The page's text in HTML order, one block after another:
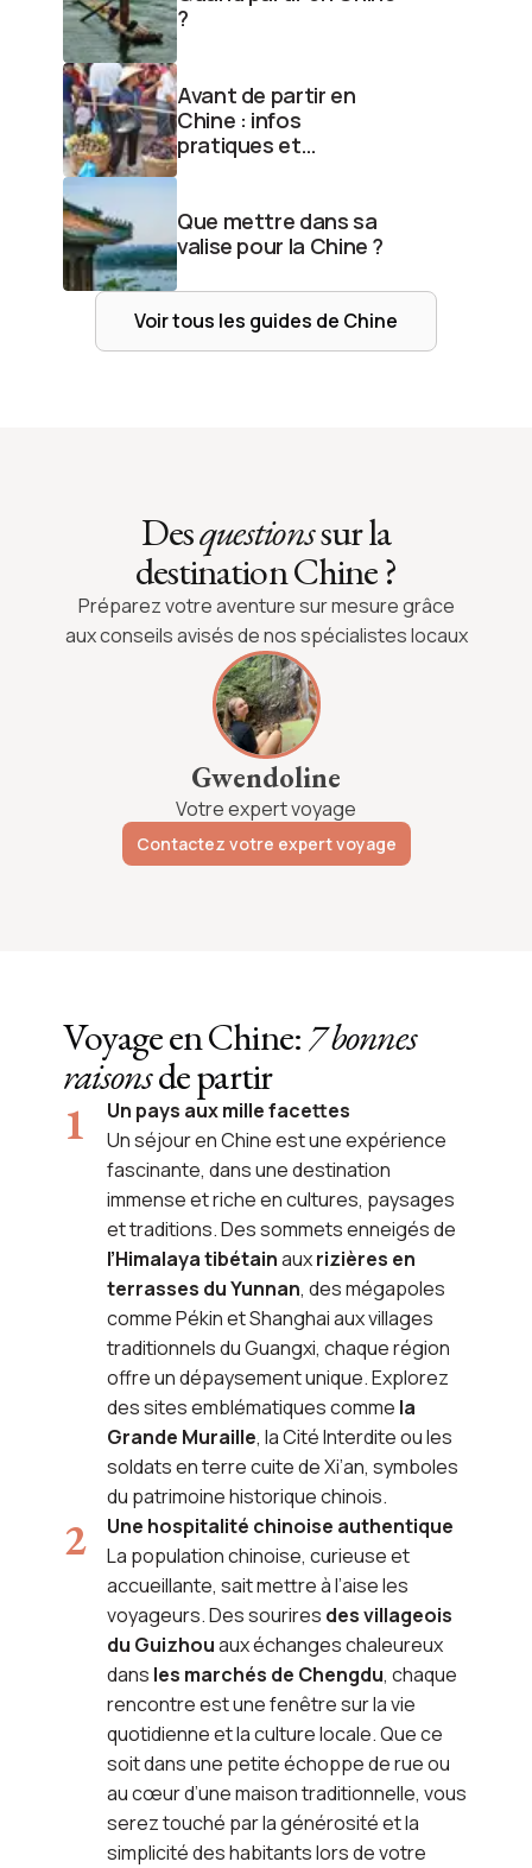
?
Avant de partir en
Chine : infos
pratiques et
Que mettre dans sa
valise pour la Chine ?
Voir tous les guides de Chine
Desquestionssur la
destination Chine ?
Préparez votre aventure sur mesure grâce
aux conseils avisés de nos spécialistes locaux
Gwendoline
Votre expert voyage
Contactez votre expert voyage
Voyage en Chine:7 bonnes
raisonsde partir
Un pays aux mille facettes
Un séjour en Chine est une expérience
fascinante, dans une destination
immense et riche en cultures, paysages
et traditions. Des sommets enneigés de
l’Himalaya tibétainauxrizières en
terrasses du Yunnan, des mégapoles
comme Pékin et Shanghai aux villages
traditionnels du Guangxi, chaque région
offre un dépaysement unique. Explorez
des sites emblématiques comme la
Grande Muraille, la Cité Interdite ou les
soldats en terre cuite de Xi’an, symboles
du patrimoine historique chinois.
Une hospitalité chinoise authentique
La population chinoise, curieuse et
accueillante, sait mettre à l’aise les
voyageurs. Des sourires des villageois
du Guizhouaux échanges chaleureux
dans les marchés de Chengdu, chaque
rencontre est une fenêtre sur la vie
quotidienne et la culture locale. Que ce
soit dans une petite échoppe de rue ou
au cœur d’une maison traditionnelle, vous
serez touché par la générosité et la
simplicité des habitants lors de votre